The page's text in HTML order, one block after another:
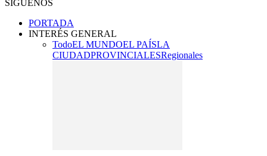
SÍGUENOS
PORTADA
INTERÉS GENERAL
TodoEL MUNDOEL PAÍSLA
CIUDADPROVINCIALESRegionales